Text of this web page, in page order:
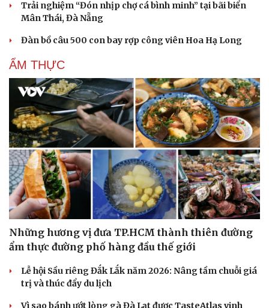
Trải nghiệm “Đón nhịp chợ cá bình minh” tại bãi biển
Mân Thái, Đà Nẵng
Đàn bồ câu 500 con bay rợp công viên Hoa Hạ Long
ẨM THỰC
Những hương vị đưa TP.HCM thành thiên đường
ẩm thực đường phố hàng đầu thế giới
Lễ hội Sầu riêng Đắk Lắk năm 2026: Nâng tầm chuỗi giá
trị và thúc đẩy du lịch